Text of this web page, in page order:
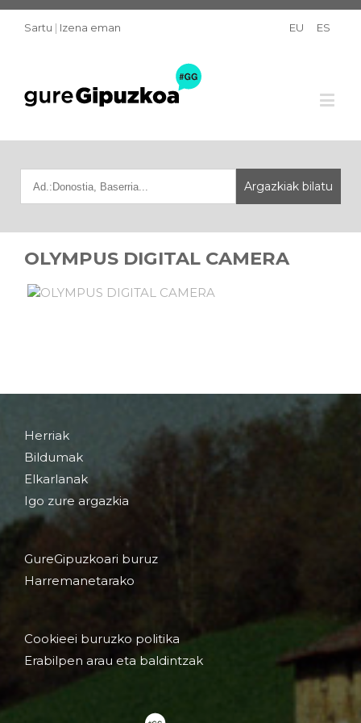
Sartu | Izena eman EU ES
OLYMPUS DIGITAL CAMERA
Herriak
Bildumak
Elkarlanak
Igo zure argazkia
GureGipuzkoari buruz
Harremanetarako
Cookieei buruzko politika
Erabilpen arau eta baldintzak